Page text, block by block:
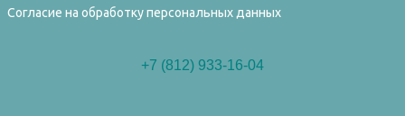
Согласие на обработку персональных данных
+7 (812) 933-16-04